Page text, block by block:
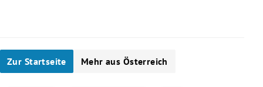
Zur Startseite Mehr aus Österreich